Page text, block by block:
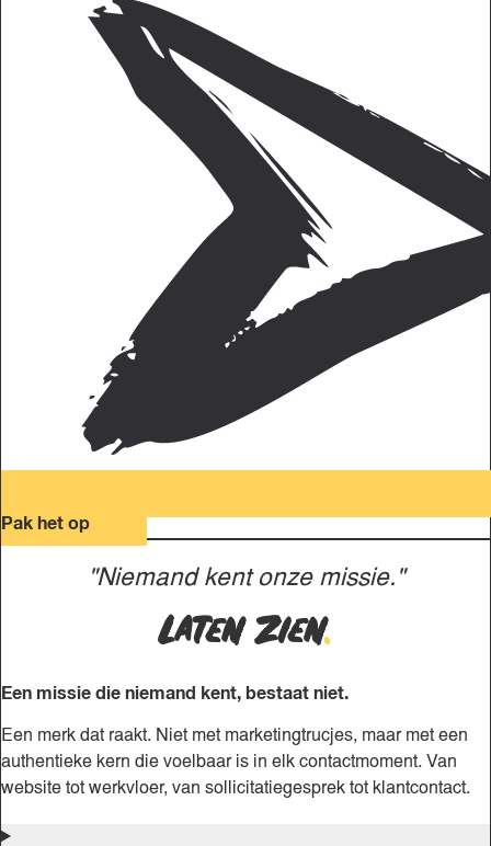
Pak het op
"Niemand kent onze missie."
Laten zien.
Een missie die niemand kent, bestaat niet.
Een merk dat raakt. Niet met marketingtrucjes, maar met een
authentieke kern die voelbaar is in elk contactmoment. Van
website tot werkvloer, van sollicitatiegesprek tot klantcontact.